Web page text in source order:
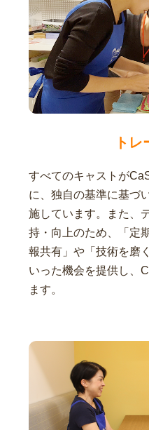
ト
すべてのキャストが
に、独自の基準に基づ
施しています。また、
持・向上のため、「定
報共有」や「技術を磨
いった機会を提供し、
ます。